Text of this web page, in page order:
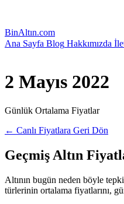
BinAltın.com
Ana Sayfa Blog Hakkımızda
2 Mayıs 2022
Günlük Ortalama Fiyatlar
← Canlı Fiyatlara Geri Dön
Geçmiş Altın
Altının bugün neden böyle
türlerinin ortalama fiyatlarını,